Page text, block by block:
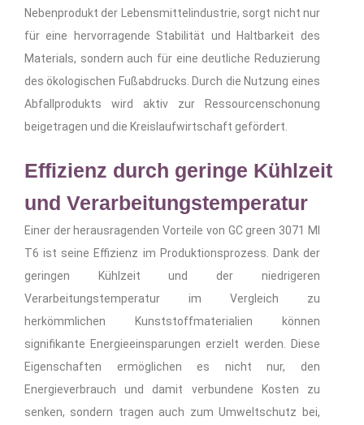
Nebenprodukt der Lebensmittelindustrie, sorgt nicht nur
für eine hervorragende Stabilität und Haltbarkeit des
Materials, sondern auch für eine deutliche Reduzierung
des ökologischen Fußabdrucks. Durch die Nutzung eines
Abfallprodukts wird aktiv zur Ressourcenschonung
beigetragen und die Kreislaufwirtschaft gefördert.
Effizienz durch geringe Kühlzeit
und Verarbeitungstemperatur
Einer der herausragenden Vorteile von GC green 3071 MI
T6 ist seine Effizienz im Produktionsprozess. Dank der
geringen Kühlzeit und der niedrigeren
Verarbeitungstemperatur im Vergleich zu
herkömmlichen Kunststoffmaterialien können
signifikante Energieeinsparungen erzielt werden. Diese
Eigenschaften ermöglichen es nicht nur, den
Energieverbrauch und damit verbundene Kosten zu
senken, sondern tragen auch zum Umweltschutz bei,